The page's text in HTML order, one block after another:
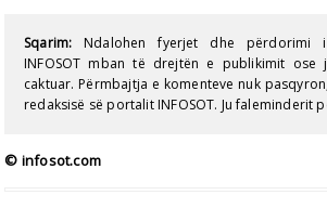
Sqarim: Ndalohen fyerjet dhe përdorimi i
INFOSOT mban të drejtën e publikimit
caktuar. Përmbajtja e komenteve nuk
redaksisë së portalit INFOSOT. Ju faleminderit
© infosot.com